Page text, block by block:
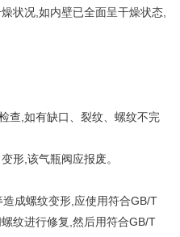
状况,如内壁已全面呈干燥状态,
查,如有缺口、裂纹、螺纹不完
形,该气瓶阀应报废。
成螺纹变形,应使用符合GB/T
纹进行修复,然后用符合GB/T